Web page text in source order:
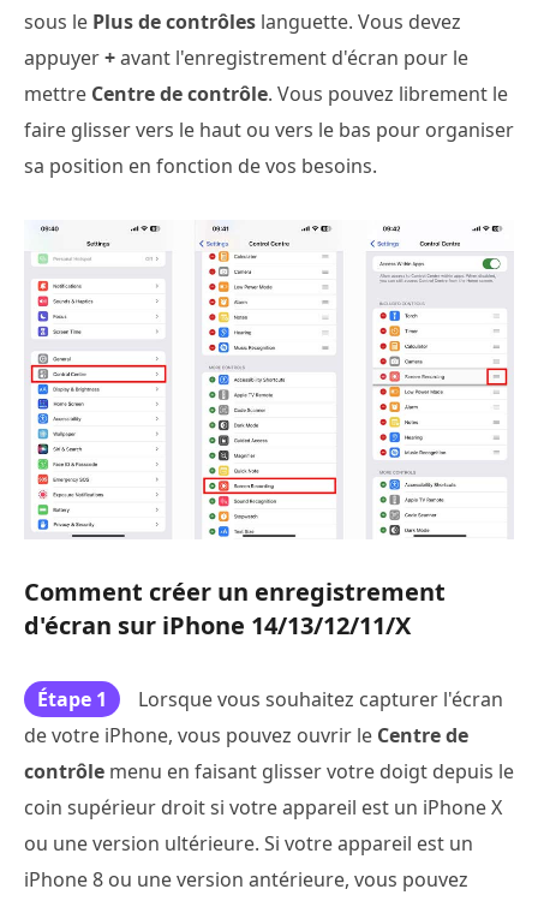
sous le Plus de contrôles languette. Vous devez
appuyer+avant l'enregistrement d'écran pour le
mettre Centre de contrôle. Vous pouvez librement le
faire glisser vers le haut ou vers le bas pour organiser
sa position en fonction de vos besoins.
Comment créer un enregistrement
d'écran sur iPhone 14/13/12/11/X
Étape 1
Lorsque vous souhaitez capturer l'écran
de votre iPhone, vous pouvez ouvrir le Centre de
contrôle menu en faisant glisser votre doigt depuis le
coin supérieur droit si votre appareil est un iPhone X
ou une version ultérieure. Si votre appareil est un
iPhone 8 ou une version antérieure, vous pouvez